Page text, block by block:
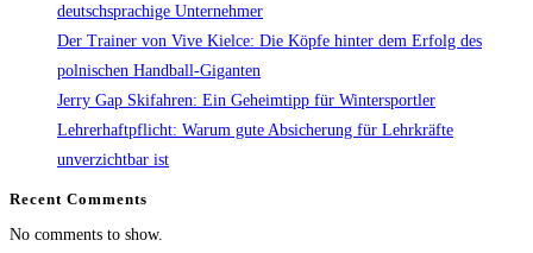
deutschsprachige Unternehmer
Der Trainer von Vive Kielce: Die Köpfe hinter dem Erfolg des
polnischen Handball-Giganten
Jerry Gap Skifahren: Ein Geheimtipp für Wintersportler
Lehrerhaftpflicht: Warum gute Absicherung für Lehrkräfte
unverzichtbar ist
Recent Comments
No comments to show.